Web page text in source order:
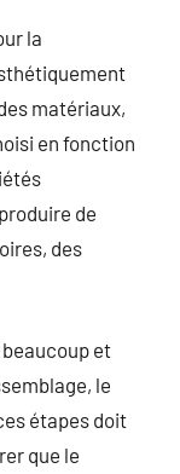
la
matériaux,
en fonction
de
des
et
le
étapes doit
que le